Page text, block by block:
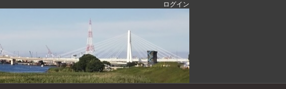
ログイン